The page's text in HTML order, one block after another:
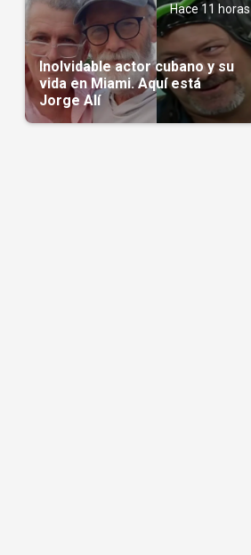
Hace 11 horas
Inolvidable actor cubano y su
vida en Miami. Aquí está
Jorge Alí